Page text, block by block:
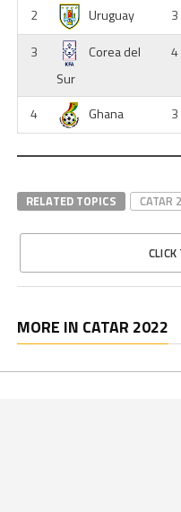
2
Uruguay 3
3
Corea del
Sur
4
4 Ghana 3
RELATED TOPICS CATAR
MORE IN CATAR 2022